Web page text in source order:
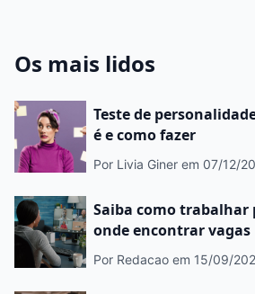
Os mais lidos
Teste de
é e como fazer
Por Livia Giner em 07/12/
Saiba como trabalhar
onde encontrar vagas
Por Redacao em 15/09/